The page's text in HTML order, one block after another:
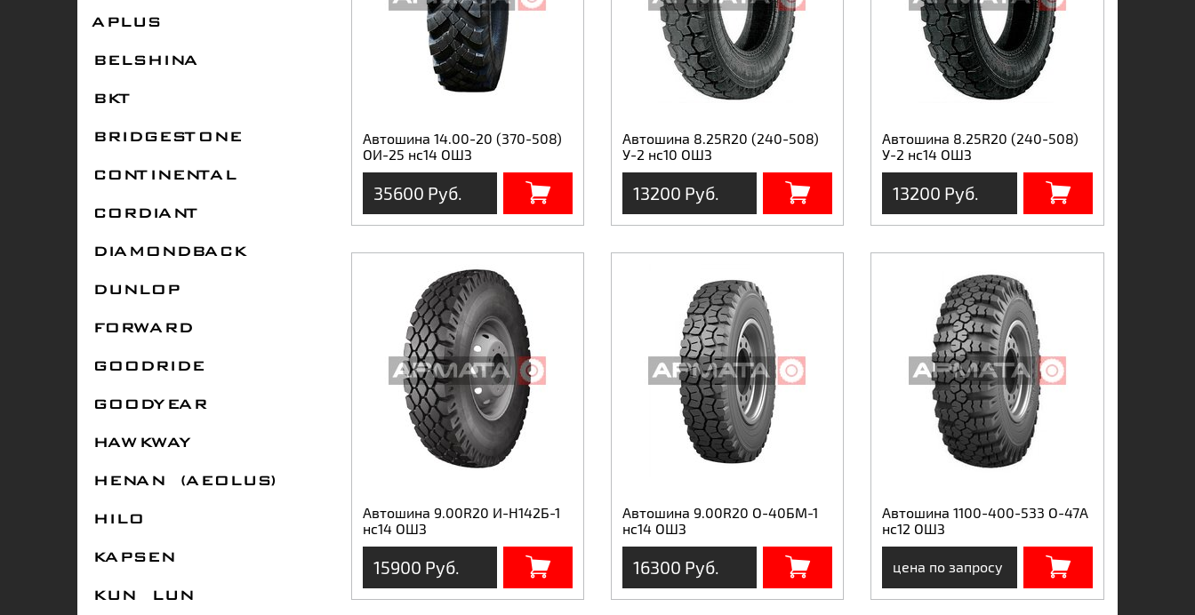
APLUS
BELSHINA
BKT
BRIDGESTONE
CONTINENTAL
CORDIANT
DIAMONDBACK
DUNLOP
FORWARD
GOODRIDE
GOODYEAR
HAWKWAY
HENAN (AEOLUS)
HILO
KAPSEN
KUN LUN
Автошина 14.00-20 (370-508)
ОИ-25 нс14 ОШЗ
35600 Руб.
Автошина 8.25R20 (240-508)
У-2 нс10 ОШЗ
13200 Руб.
Автошина 8.25R20 (240-508)
У-2 нс14 ОШЗ
13200 Руб.
Автошина 9.00R20 И-Н142Б-1
нс14 ОШЗ
15900 Руб.
Автошина 9.00R20 О-40БМ-1
нс14 ОШЗ
16300 Руб.
Автошина 1100-400-533 О-47А
нс12 ОШЗ
цена по запросу